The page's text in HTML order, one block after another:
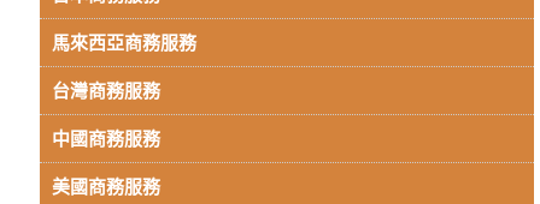
馬來西亞商務服務
台灣商務服務
中國商務服務
美國商務服務